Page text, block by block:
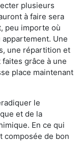
plusieurs
à faire sera
peu importe où
Une
une répartition et
grâce à une
place maintenant
le
et de la
En ce qui
composée de bon